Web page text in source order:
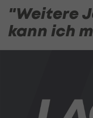
"Weitere
kann ich